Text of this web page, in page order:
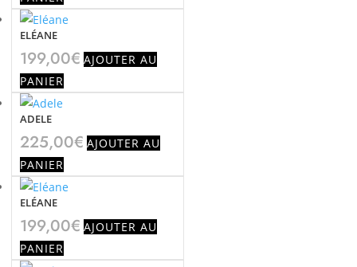
ELÉANE
199,00€ AJOUTER AU
PANIER
ADELE
225,00€ AJOUTER AU
PANIER
ELÉANE
199,00€ AJOUTER AU
PANIER